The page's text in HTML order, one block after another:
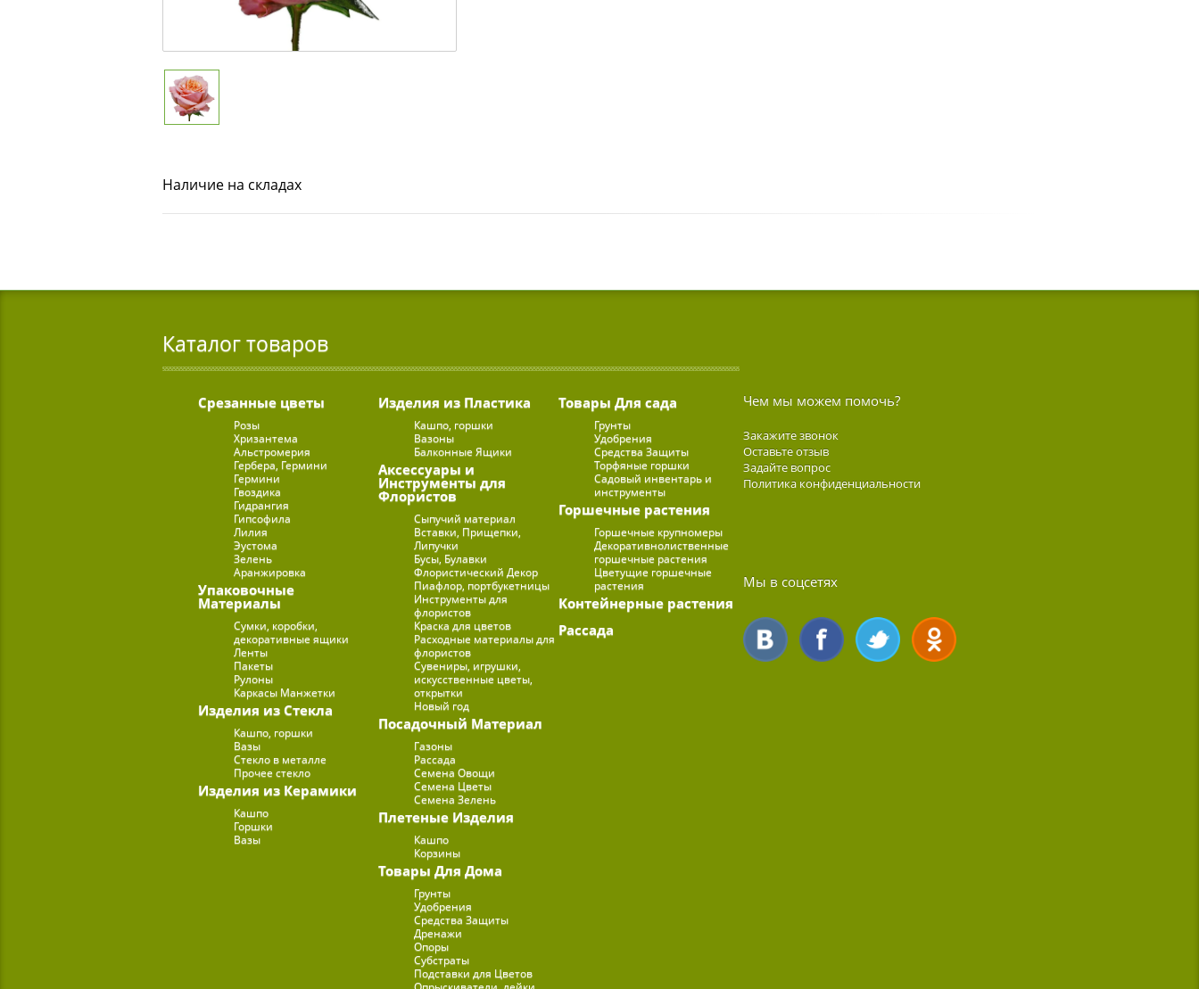
Наличие на складах
Каталог товаров
Срезанные цветы
Розы
Хризантема
Альстромерия
Гербера, Гермини
Гермини
Гвоздика
Гидрангия
Гипсофила
Лилия
Эустома
Зелень
Аранжировка
Упаковочные
Материалы
Сумки, коробки,
декоративные ящики
Ленты
Пакеты
Рулоны
Каркасы Манжетки
Изделия из Стекла
Кашпо, горшки
Вазы
Стекло в металле
Прочее стекло
Изделия из Керамики
Кашпо
Горшки
Вазы
Изделия из Пластика
Кашпо, горшки
Вазоны
Балконные Ящики
Аксессуары и
Инструменты для
Флористов
Сыпучий материал
Вставки, Прищепки,
Липучки
Бусы, Булавки
Флористический Декор
Пиафлор, портбукетницы
Инструменты для
флористов
Краска для цветов
Расходные материалы для
флористов
Сувениры, игрушки,
искусственные цветы,
открытки
Новый год
Посадочный Материал
Газоны
Рассада
Семена Овощи
Семена Цветы
Семена Зелень
Плетеные Изделия
Кашпо
Корзины
Товары Для Дома
Грунты
Удобрения
Средства Защиты
Дренажи
Опоры
Субстраты
Подставки для Цветов
Товары Для сада
Грунты
Удобрения
Средства Защиты
Торфяные горшки
Садовый инвентарь и
инструменты
Горшечные растения
Горшечные крупномеры
Декоративнолиственные
горшечные растения
Цветущие горшечные
растения
Контейнерные растения
Рассада
Чем мы можем помочь?
Закажите звонок
Оставьте отзыв
Задайте вопрос
Политика конфиденциальности
Мы в соцсетях